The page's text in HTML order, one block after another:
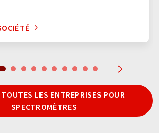
LES ENTREPRISES POUR
SPECTROMÈTRES